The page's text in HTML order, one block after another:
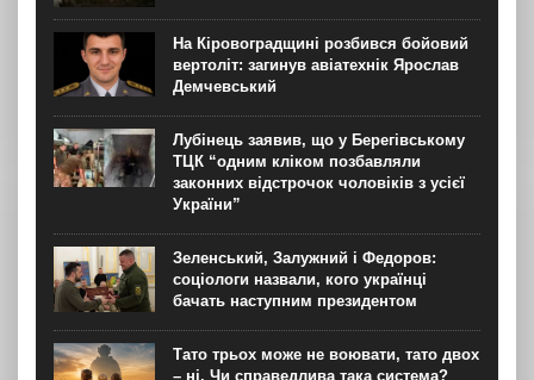
На Кіровоградщині розбився бойовий
вертоліт: загинув авіатехнік Ярослав
Демчевський
Лубінець заявив, що у Берегівському
ТЦК “одним кліком позбавляли
законних відстрочок чоловіків з усієї
України”
Зеленський, Залужний і Федоров:
соціологи назвали, кого українці
бачать наступним президентом
Тато трьох може не воювати, тато двох
– ні. Чи справедлива така система?